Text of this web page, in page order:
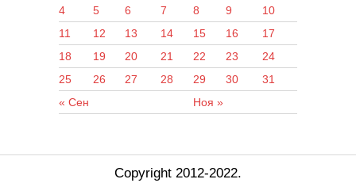
« Сен Ноя »
4
5 6 7 8 9
10
11
12 13 14 15 16
17
18
19 20 21 22 23
24
25
26 27 28 29 30 31
Copyright 2012-2022.